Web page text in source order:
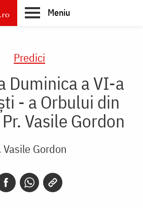
Meniu
Predici
Duminica a VI-a
- a Orbului din
Vasile Gordon
Vasile Gordon